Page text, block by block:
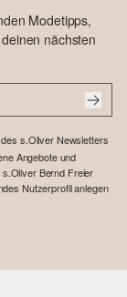
Modetipps,
nächsten
s.Oliver Newsletters
Angebote und
Bernd Freier
Nutzerprofil anlegen